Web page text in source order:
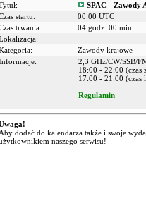
SPAC - Zawody
startu:
00:00 UTC
trwania:
04 godz. 00 min.
Zawody krajowe
2,3 GHz/CW/SSB/
18:00 - 22:00 (czas
17:00 - 21:00 (czas
Regulamin
Aby dodać do kalendarza także i swoje
naszego serwisu!